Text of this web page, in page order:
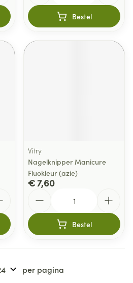
Bestel
Vitry
Nagelknipper Manicure
Fluokleur (azie)
€ 7,60
Bestel
per pagina